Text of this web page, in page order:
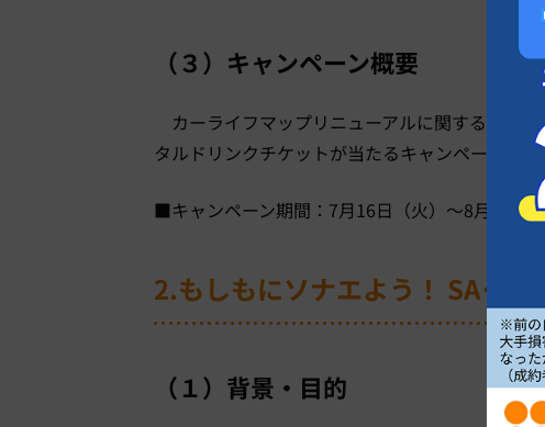
（３）キャンペーン概要
カーライフマップリニューアルに関するアン
タルドリンクチケットが当たるキャンペーンを実
■キャンペーン期間： 7月16日（火）～8月 日
2.もしもにソナエよう！ SA･
（１）背景・目的